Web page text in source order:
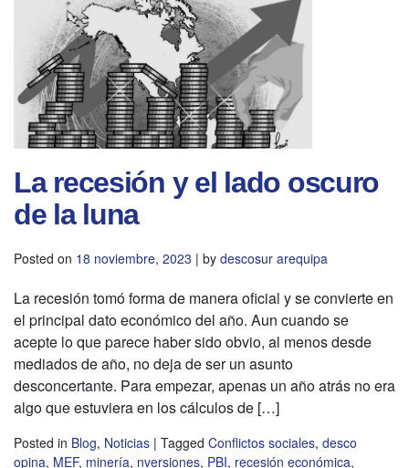
La recesión y el lado oscuro
de la luna
Posted on 18 noviembre, 2023 | by descosur arequipa
La recesión tomó forma de manera oficial y se convierte en
el principal dato económico del año. Aun cuando se
acepte lo que parece haber sido obvio, al menos desde
mediados de año, no deja de ser un asunto
desconcertante. Para empezar, apenas un año atrás no era
algo que estuviera en los cálculos de […]
Posted in Blog, Noticias | Tagged Conflictos sociales, desco
opina, MEF, minería, nversiones, PBI, recesión económica,